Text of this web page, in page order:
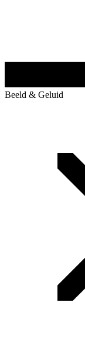
Beeld & Geluid